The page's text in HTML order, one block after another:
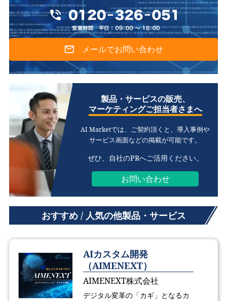
メールでお問い合わせ
製品・サービスの販売、
マーケティングご担当者さまへ
AI Marketでは、ご契約頂くと、導入事例や
サービス画面などの掲載が可能です。
ぜひ、自社のPRへご活用ください。
お問い合わせ
おすすめ / 人気の他製品・サービス
AIカスタム開発
（AIMENEXT）
AIMENEXT株式会社
デジタル変革の「カギ」となるカ